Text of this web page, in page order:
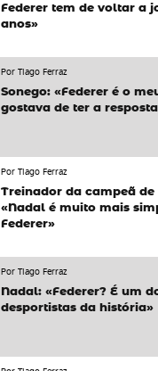
Federer tem de voltar a
anos»
Por Tiago Ferraz
Sonego: «Federer é o
gostava de ter a
Por Tiago Ferraz
Treinador da campeã de
«Nadal é muito mais
Federer»
Por Tiago Ferraz
Nadal: «Federer? É um
desportistas da história»